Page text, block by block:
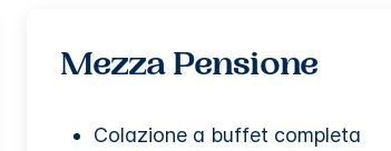
Mezza Pensione
Colazione a buffet completa